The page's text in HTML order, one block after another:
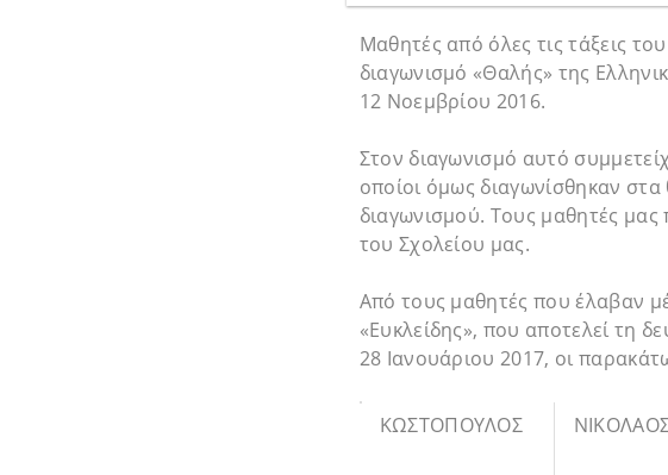
Μαθητές από όλες τις τάξεις
διαγωνισμό «Θαλής» της
12 Νοεμβρίου 2016.
Στον διαγωνισμό αυτό
οποίοι όμως διαγωνίσθηκαν
διαγωνισμού. Τους μαθητές
του Σχολείου μας.
Από τους μαθητές που έλαβαν
«Ευκλείδης», που αποτελεί τη
28 Ιανουάριου 2017, οι
ΚΩΣΤΟΠΟΥΛΟΣ